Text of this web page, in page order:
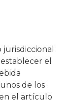
el
de los
el artículo